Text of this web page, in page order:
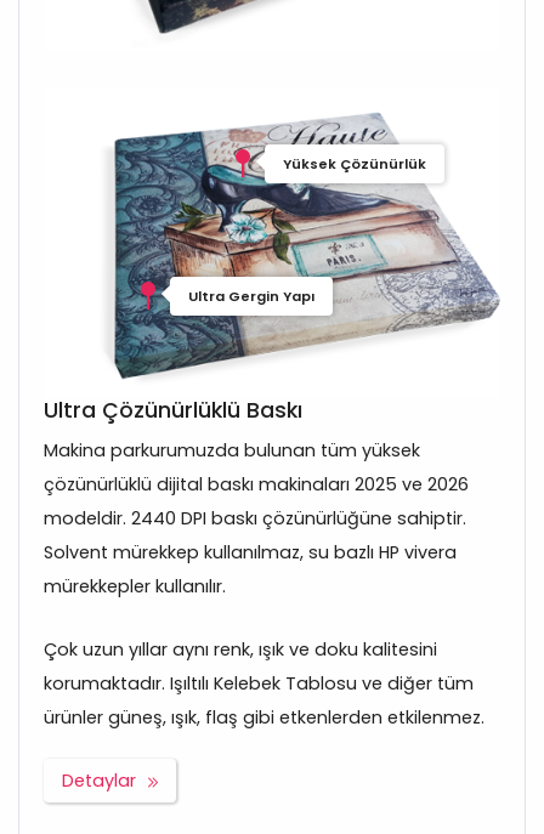
Yüksek Çözünürlük
Ultra Gergin Yapı
Ultra Çözünürlüklü Baskı
Makina parkurumuzda bulunan tüm yüksek
çözünürlüklü dijital baskı makinaları 2025 ve 2026
modeldir. 2440 DPI baskı çözünürlüğüne sahiptir.
Solvent mürekkep kullanılmaz, su bazlı HP vivera
mürekkepler kullanılır.
Çok uzun yıllar aynı renk, ışık ve doku kalitesini
korumaktadır. Işıltılı Kelebek Tablosu ve diğer tüm
ürünler güneş, ışık, flaş gibi etkenlerden etkilenmez.
Detaylar